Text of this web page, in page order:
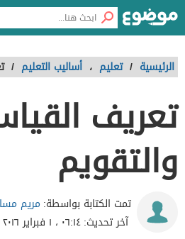
الرئيسية / تعليم ، أساليب التعليم /
تعريف
والتقويم
تمت الكتابة بواسطة: مريم
آخر تحديث:٠٦:١٤ ، ١ فبراير ٢٠١٦